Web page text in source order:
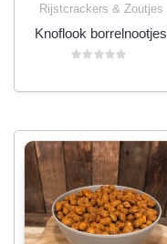
Rijstcrackers & Zoutjes
Knoflook borrelnootjes
uit